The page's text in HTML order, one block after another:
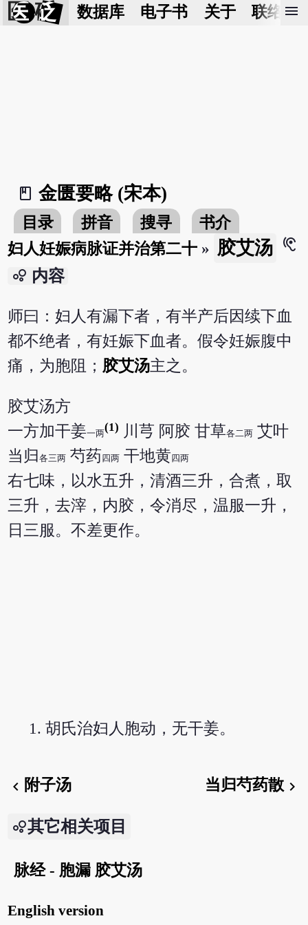
医 砭 数据库 电子书 关于 联络我
menu
book_2
金匮要略 (宋本)
目录 拼音 搜寻
书介
妇人妊娠病脉证并治第二十 » 胶艾汤
hearing
bubble_chart 内容
师曰：妇人有漏下者，有半产后因续下血
都不绝者，有妊娠下血者。假令妊娠腹中
痛，为胞阻； 胶艾汤主之。
胶艾汤方
一方加干姜一两
(1) 川芎 阿胶 甘草各二两 艾叶
当归各三两 芍药四两 干地黄四两
右七味，以水五升，清酒三升，合煮，取
三升，去滓，内胶，令消尽，温服一升，
日三服。不差更作。
胡氏治妇人胞动，无干姜。
chevron_left 附子汤 当归芍药散chevron_right
其它相关项目
脉经 - 胞漏 胶艾汤
English version